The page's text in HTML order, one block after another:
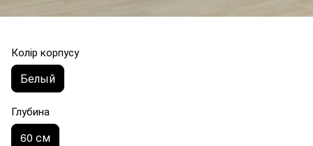
Колір корпусу
Белый
Глубина
60 см